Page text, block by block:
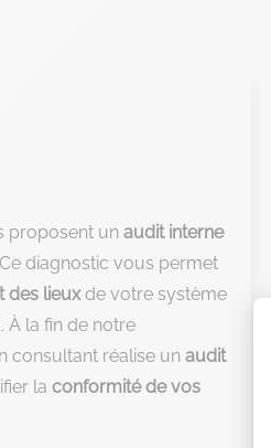
proposent un audit interne
diagnostic vous permet
des lieuxde votre système
À la fin de notre
consultant réalise un audit
la conformité de vos